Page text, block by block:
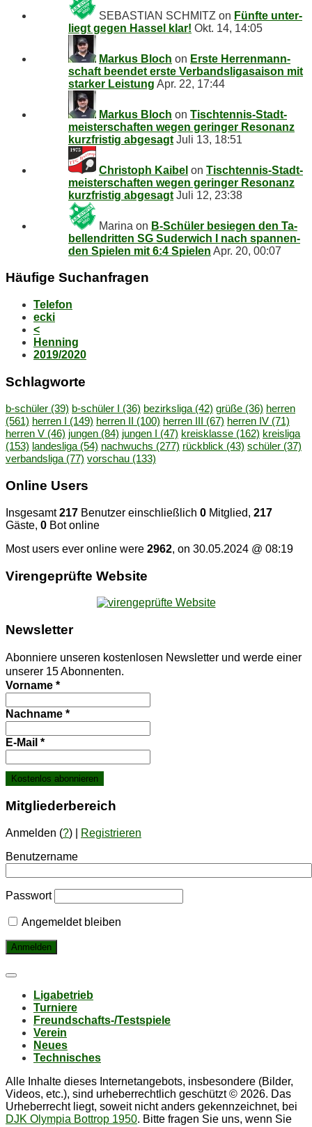
SEBASTIAN SCHMITZ on Fünf­te un­ter­
liegt ge­gen Has­sel klar! Okt. 14, 14:05
Markus Bloch on Ers­te Her­ren­mann­
schaft be­en­det ers­te Ver­bands­li­ga­sai­son mit
star­ker Leistung Apr. 22, 17:44
Markus Bloch on Tisch­ten­nis-Stadt­
meis­ter­schaf­ten we­gen ge­rin­ger Re­so­nanz
kurz­fris­tig abgesagt Juli 13, 18:51
Christoph Kaibel on Tisch­ten­nis-Stadt­
meis­ter­schaf­ten we­gen ge­rin­ger Re­so­nanz
kurz­fris­tig abgesagt Juli 12, 23:38
Marina on B‑Schüler be­sie­gen den Ta­
bel­len­drit­ten SG Su­der­wich I nach span­nen­
den Spie­len mit 6:4 Spielen Apr. 20, 00:07
Häu­fi­ge Suchanfragen
Telefon
ecki
<
Henning
2019/2020
Schlag­wor­te
b-schüler (39) b-schüler I (36) bezirksliga(42) grüße (36) herren
(561) herren I (149) herren II (100) herren III (67) herren IV (71)
herren V (46) jungen (84) jungen I (47) kreisklasse (162) kreisliga
(153) landesliga(54) nachwuchs (277) rückblick (43) schüler (37)
verbandsliga(77) vorschau (133)
On­line Users
Insgesamt217 Benutzer einschließlich 0 Mitglied, 217
Gäste, 0 Bot online
Most users ever online were 2962, on 30.05.2024 @ 08:19
Vi­ren­ge­prüf­te Website
News­let­ter
Abonniere unseren kostenlosen Newsletter und werde einer
unserer 15 Abonnenten.
Vorname *
Nachname *
E-Mail *
Mit­glie­der­be­reich
Anmelden (?) |
Registrieren
Benutzername
Passwort
Angemeldet bleiben
Li­ga­be­trieb
Tur­nie­re
Freund­schafts-/Test­spie­le
Ver­ein
Neu­es
Tech­ni­sches
Alle Inhalte dieses Internetangebots, insbesondere (Bilder,
Videos, etc.), sind urheberrechtlich geschützt © 2026. Das
Urheberrecht liegt, soweit nicht anders gekennzeichnet, bei
DJK Olympia Bottrop 1950. Bitte fragen Sie uns, wenn Sie